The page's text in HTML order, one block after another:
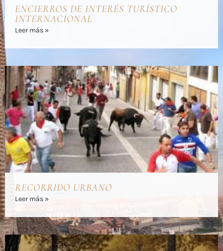
ENCIERROS DE INTERÉS TURÍSTICO
INTERNACIONAL
Leer más »
RECORRIDO URBANO
Leer más »